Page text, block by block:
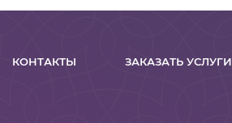
КОНТАКТЫ
ЗАКАЗАТЬ УСЛУГИ